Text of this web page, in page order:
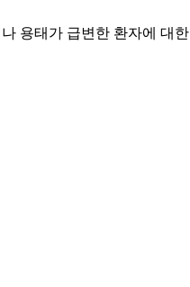
용태가 급변한 환자에 대